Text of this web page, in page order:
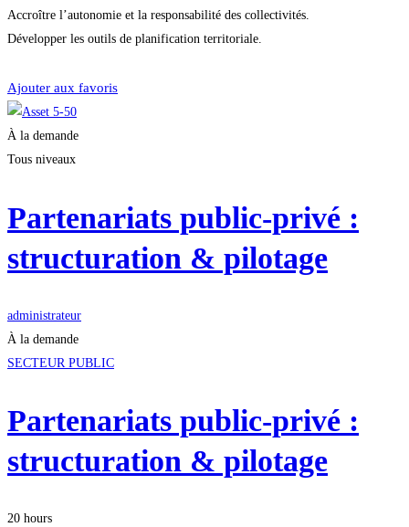
Accroître l’autonomie et la responsabilité des collectivités.
Développer les outils de planification territoriale.
Ajouter aux favoris
À la demande
Tous niveaux
Partenariats public-privé :
structuration & pilotage
administrateur
À la demande
SECTEUR PUBLIC
Partenariats public-privé :
structuration & pilotage
20 hours